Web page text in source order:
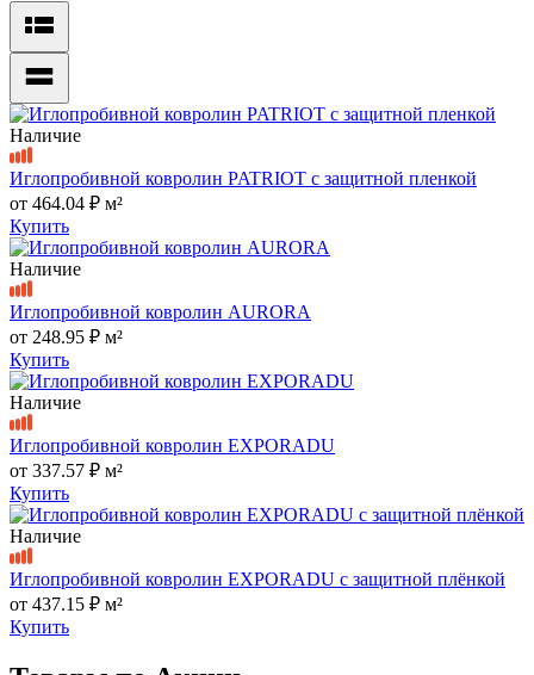
Наличие
Иглопробивной ковролин PATRIOT с защитной пленкой
от 464.04 ₽ м²
Купить
Наличие
Иглопробивной ковролин AURORA
от 248.95 ₽ м²
Купить
Наличие
Иглопробивной ковролин EXPORADU
от 337.57 ₽ м²
Купить
Наличие
Иглопробивной ковролин EXPORADU с защитной плёнкой
от 437.15 ₽ м²
Купить